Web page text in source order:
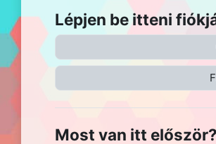
Lépjen be itteni
Most van itt először?